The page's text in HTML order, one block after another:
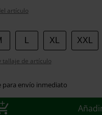
artículo
XL XXL
tallaje de artículo
para envío inmediato